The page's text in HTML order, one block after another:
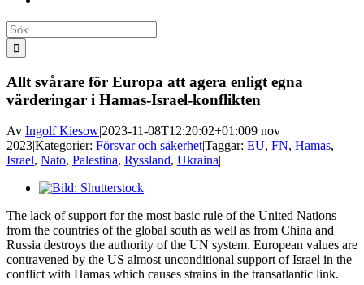
Sök
efter:
Allt svårare för Europa att agera enligt egna
värderingar i Hamas-Israel-konflikten
Av Ingolf Kiesow|2023-11-08T12:20:02+01:009 nov
2023|Kategorier: Försvar och säkerhet|Taggar: EU, FN, Hamas,
Israel, Nato, Palestina, Ryssland, Ukraina|
Visa
bild
The lack of support for the most basic rule of the United Nations
from the countries of the global south as well as from China and
Russia destroys the authority of the UN system. European values are
contravened by the US almost unconditional support of Israel in the
conflict with Hamas which causes strains in the transatlantic link.